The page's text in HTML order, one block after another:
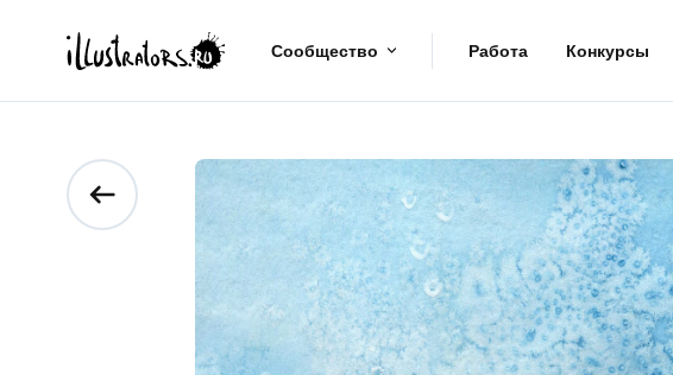
Сообщество Работа Конкурсы